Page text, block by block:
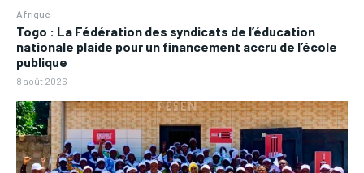
Afrique
Togo : La Fédération des syndicats de l’éducation
nationale plaide pour un financement accru de l’école
publique
8 août 2026